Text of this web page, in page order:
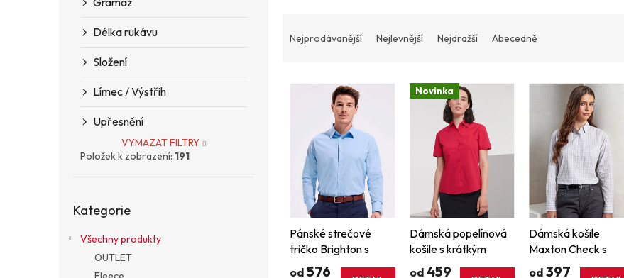
Délka rukávu
Složení
Límec / Výstřih
Upřesnění
VYMAZAT FILTRY
Položek k zobrazení: 191
kategorie
Kategorie
Všechny produkty
OUTLET
aNejprodávanější Nejlevnější Nejdražší Abecedně
V
Pánské strečové
tričko Brighton s
dlouhým rukávem
od 576
Novinka
Dámská popelínová
košile s krátkým
rukávem z
od459
Dámská košile
Maxton Check s
dlouhým rukávem
od 397